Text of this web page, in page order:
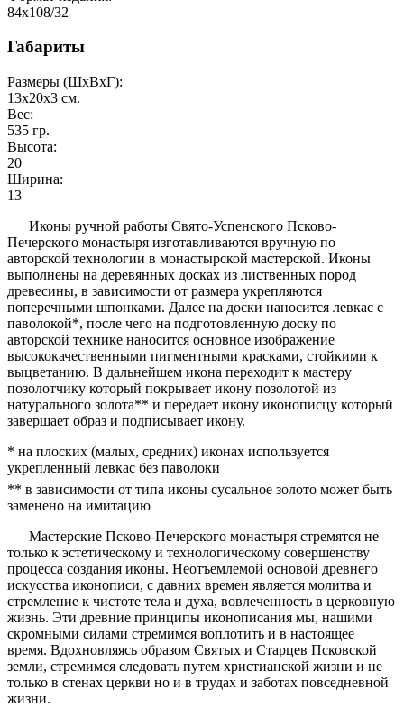
84x108/32
Габариты
Размеры (ШxВxГ):
13x20x3 см.
Вес:
535 гр.
Высота:
20
Ширина:
13
Иконы ручной работы Свято-Успенского Псково-
Печерского монастыря изготавливаются вручную по
авторской технологии в монастырской мастерской. Иконы
выполнены на деревянных досках из лиственных пород
древесины, в зависимости от размера укрепляются
поперечными шпонками. Далее на доски наносится левкас с
паволокой*, после чего на подготовленную доску по
авторской технике наносится основное изображение
высококачественными пигментными красками, стойкими к
выцветанию. В дальнейшем икона переходит к мастеру
позолотчику который покрывает икону позолотой из
натурального золота** и передает икону иконописцу который
завершает образ и подписывает икону.
* на плоских (малых, средних) иконах используется
укрепленный левкас без паволоки
** в зависимости от типа иконы сусальное золото может быть
заменено на имитацию
Мастерские Псково-Печерского монастыря стремятся не
только к эстетическому и технологическому совершенству
процесса создания иконы. Неотъемлемой основой древнего
искусства иконописи, с давних времен является молитва и
стремление к чистоте тела и духа, вовлеченность в церковную
жизнь. Эти древние принципы иконописания мы, нашими
скромными силами стремимся воплотить и в настоящее
время. Вдохновляясь образом Святых и Старцев Псковской
земли, стремимся следовать путем христианской жизни и не
только в стенах церкви но и в трудах и заботах повседневной
жизни.